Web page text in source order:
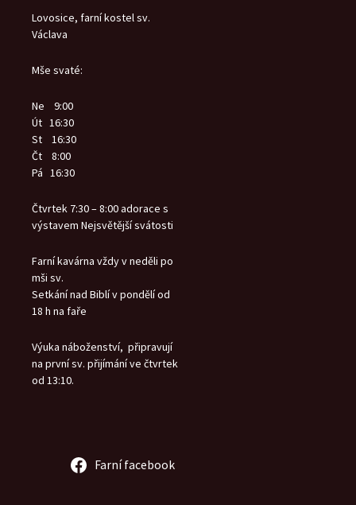
Lovosice, farní kostel sv.
Václava
Mše svaté:
Ne 9:00
Út 16:30
St 16:30
Čt 8:00
Pá 16:30
Čtvrtek 7:30 – 8:00 adorace s
výstavem Nejsvětější svátosti
Farní kavárna vždy v neděli po
mši sv.
Setkání nad Biblí v pondělí od
18 h na faře
Výuka náboženství, připravují
na první sv. přijímání ve čtvrtek
od 13:10.
Farní facebook